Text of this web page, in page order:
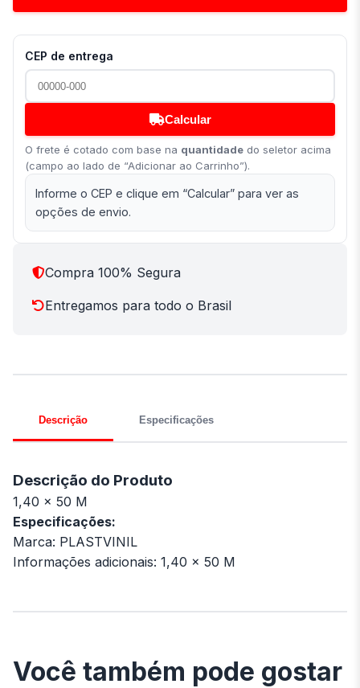
CEP de entrega
Calcular
O frete é cotado com base na quantidade do seletor acima
(campo ao lado de “Adicionar ao Carrinho”).
Informe o CEP e clique em “Calcular” para ver as
opções de envio.
Compra 100% Segura
Entregamos para todo o Brasil
Descrição Especificações
Descrição do Produto
1,40 x 50 M
Especificações:
Marca: PLASTVINIL
Informações adicionais: 1,40 x 50 M
Você também pode gostar